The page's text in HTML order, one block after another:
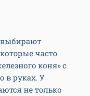
выбирают
часто
коня» с
в руках. У
не только